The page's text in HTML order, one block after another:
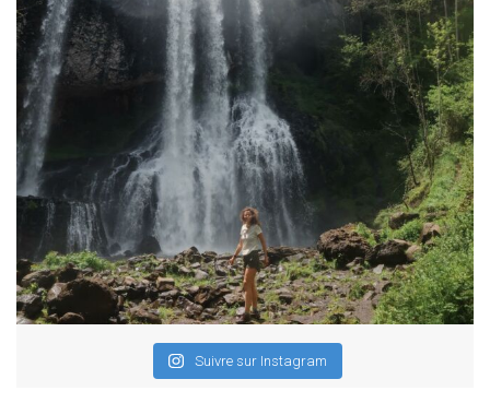
Suivre sur Instagram